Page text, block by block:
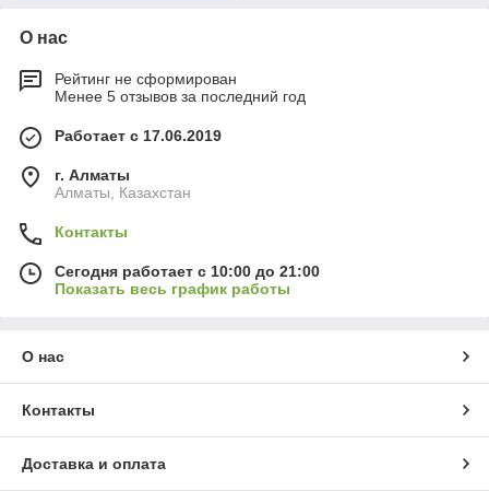
О нас
Рейтинг не сформирован
Менее 5 отзывов за последний год
Работает с 17.06.2019
г. Алматы
Алматы, Казахстан
Контакты
Сегодня работает с 10:00 до 21:00
Показать весь график работы
О нас
Контакты
Доставка и оплата